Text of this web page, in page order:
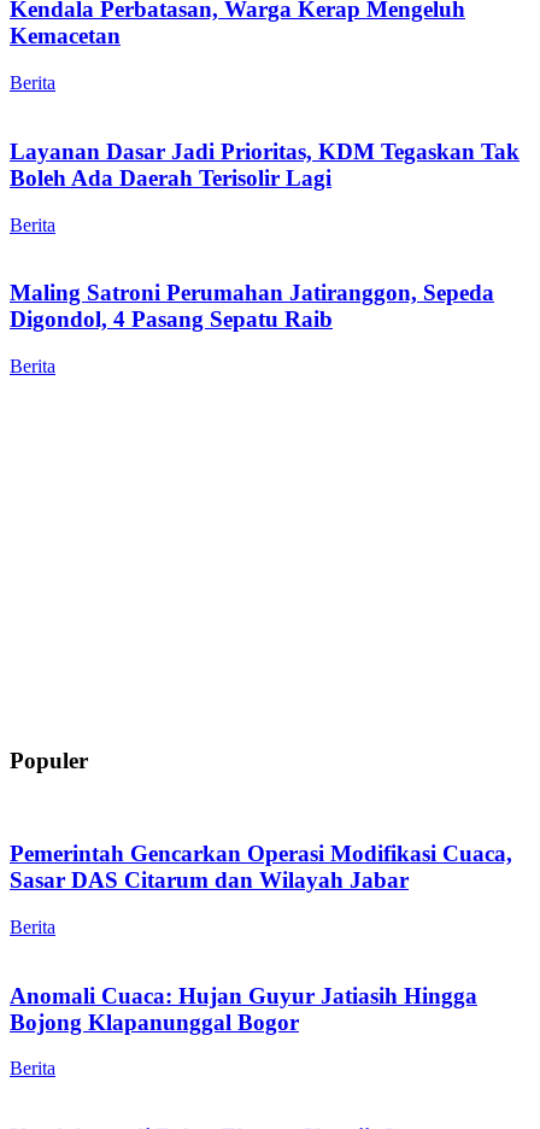
Kendala Perbatasan, Warga Kerap Mengeluh
Kemacetan
Berita
Layanan Dasar Jadi Prioritas, KDM Tegaskan Tak
Boleh Ada Daerah Terisolir Lagi
Berita
Maling Satroni Perumahan Jatiranggon, Sepeda
Digondol, 4 Pasang Sepatu Raib
Berita
Populer
Pemerintah Gencarkan Operasi Modifikasi Cuaca,
Sasar DAS Citarum dan Wilayah Jabar
Berita
Anomali Cuaca: Hujan Guyur Jatiasih Hingga
Bojong Klapanunggal Bogor
Berita